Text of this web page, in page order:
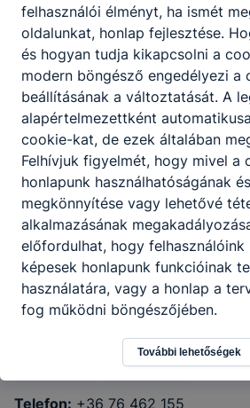
Kiskunhalasi SzC
Kossuth Lajos Technikum,
Iskola és Kollégium
KRÉTA
Telefon: +36 76 462 155
felhasználói élményt, ha ismét
oldalunkat, honlap fejlesztése.
és hogyan tudja kikapcsolni a
modern böngésző engedélyezi a
beállításának a változtatását. A
alapértelmezettként
cookie-kat, de ezek általában
Felhívjuk figyelmét, hogy mivel a
honlapunk használhatóságának
megkönnyítése vagy lehetővé
alkalmazásának
előfordulhat, hogy felhasználóink
képesek honlapunk funkcióinak
használatára, vagy a honlap a
fog működni böngészőjében.
További lehetőségek